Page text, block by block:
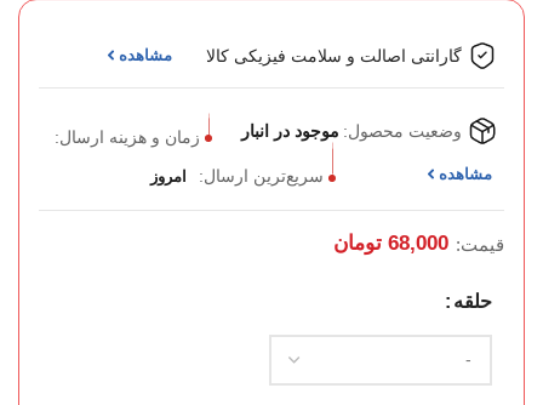
گارانتی اصالت و سلامت فیزیکی کالا مشاهده
وضعیت محصول: موجود در انبار زمان و هزینه ارسال:
مشاهده سریع‌ترین ارسال: امروز
قیمت: 68,000 تومان
حلقه